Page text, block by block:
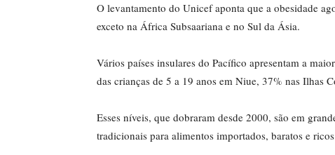
O levantamento do Unicef aponta que a obesidade
exceto na África Subsaariana e no Sul da Ásia.
Vários países insulares do Pacífico apresentam a
das crianças de 5 a 19 anos em Niue, 37% nas Ilhas
Esses níveis, que dobraram desde 2000, são em
tradicionais para alimentos importados, baratos e